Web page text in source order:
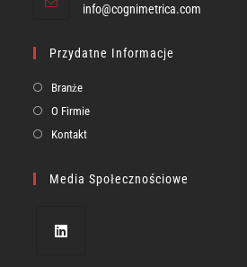
info@cognimetrica.com
Przydatne Informacje
Branże
O Firmie
Kontakt
Media Społecznościowe